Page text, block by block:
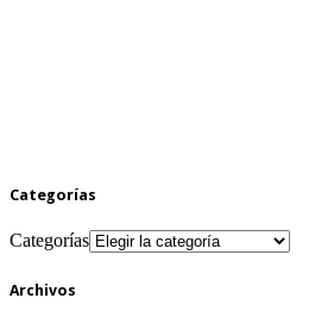
Categorías
Categorías
Archivos